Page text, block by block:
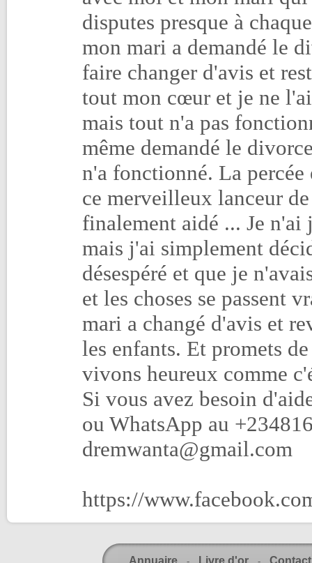
disputes presque à
mon mari a demandé le
faire changer d'avis et
tout mon cœur et je ne
mais tout n'a pas
même demandé le
n'a fonctionné. La percée
ce merveilleux lanceur
finalement aidé ... Je n'ai
mais j'ai simplement
désespéré et que je
et les choses se passent
mari a changé d'avis et
les enfants. Et promets
vivons heureux comme
Si vous avez besoin
ou WhatsApp au
dremwanta@gmail.com
https://
Annuaire Livre d'or Contact